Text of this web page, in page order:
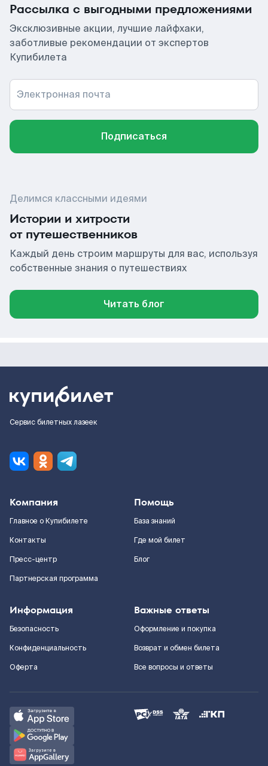
Рассылка с выгодными предложениями
Эксклюзивные акции, лучшие лайфхаки,
заботливые рекомендации от экспертов
Купибилета
Электронная почта
Подписаться
Делимся классными идеями
Истории и хитрости
от путешественников
Каждый день строим маршруты для вас, используя
собственные знания о путешествиях
Читать блог
Сервис билетных лазеек
Компания
Главное о Купибилете
Контакты
Пресс-центр
Партнерская программа
Помощь
База знаний
Где мой билет
Блог
Информация
Безопасность
Конфиденциальность
Оферта
Важные ответы
Оформление и покупка
Возврат и обмен билета
Все вопросы и ответы